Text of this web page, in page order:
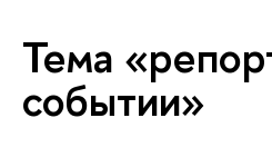
Тема
событии»